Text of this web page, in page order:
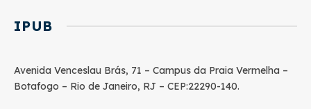
IPUB
Avenida Venceslau Brás, 71 – Campus da Praia Vermelha –
Botafogo – Rio de Janeiro, RJ – CEP:22290-140.